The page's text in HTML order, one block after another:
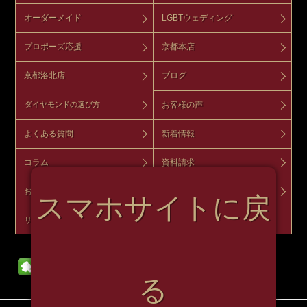
オーダーメイド LGBTウェディング
プロポーズ応援 京都本店
京都洛北店 ブログ
ダイヤモンドの選び方 お客様の声
よくある質問 新着情報
コラム 資料請求
お問い合わせ
サイトマップ オンラインショップ
スマホサイトに戻
る